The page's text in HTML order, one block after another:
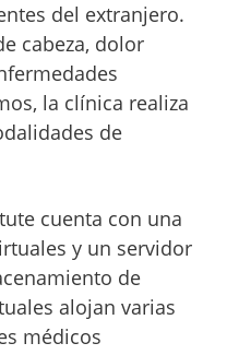
del extranjero.
cabeza, dolor
la clínica realiza
de
cuenta con una
y un servidor
de
alojan varias
médicos